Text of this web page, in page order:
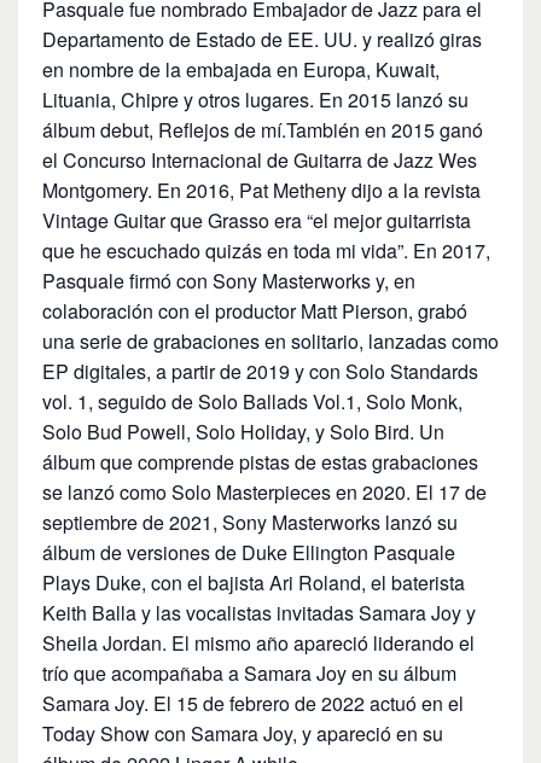
Pasquale fue nombrado Embajador de Jazz para el
Departamento de Estado de EE. UU. y realizó giras
en nombre de la embajada en Europa, Kuwait,
Lituania, Chipre y otros lugares. En 2015 lanzó su
álbum debut, Reflejos de mí.También en 2015 ganó
el Concurso Internacional de Guitarra de Jazz Wes
Montgomery. En 2016, Pat Metheny dijo a la revista
Vintage Guitar que Grasso era “el mejor guitarrista
que he escuchado quizás en toda mi vida”. En 2017,
Pasquale firmó con Sony Masterworks y, en
colaboración con el productor Matt Pierson, grabó
una serie de grabaciones en solitario, lanzadas como
EP digitales, a partir de 2019 y con Solo Standards
vol. 1, seguido de Solo Ballads Vol.1, Solo Monk,
Solo Bud Powell, Solo Holiday, y Solo Bird. Un
álbum que comprende pistas de estas grabaciones
se lanzó como Solo Masterpieces en 2020. El 17 de
septiembre de 2021, Sony Masterworks lanzó su
álbum de versiones de Duke Ellington Pasquale
Plays Duke, con el bajista Ari Roland, el baterista
Keith Balla y las vocalistas invitadas Samara Joy y
Sheila Jordan. El mismo año apareció liderando el
trío que acompañaba a Samara Joy en su álbum
Samara Joy. El 15 de febrero de 2022 actuó en el
Today Show con Samara Joy, y apareció en su